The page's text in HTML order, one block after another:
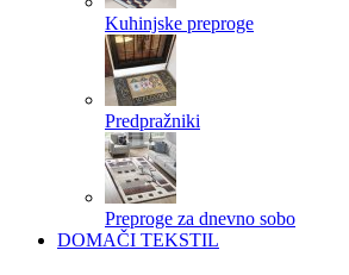
Kuhinjske preproge
Predpražniki
Preproge za dnevno sobo
DOMAČI TEKSTIL